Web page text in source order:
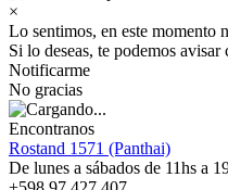
×
Lo sentimos, en este momento
Si lo deseas, te podemos
Notificarme
No gracias
Encontranos
Rostand 1571 (Panthai)
De lunes a sábados de 11hs a